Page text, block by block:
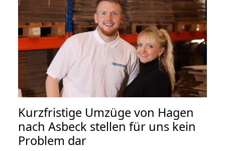
Kurzfristige Umzüge von Hagen
nach Asbeck stellen für uns kein
Problem dar